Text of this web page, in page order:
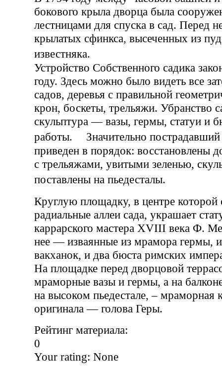
бокового крыла дворца была
лестницами для спуска в сад. Перед
крылатых сфинкса, высеченных из
известняка.
Устройство Собственного садика
году. Здесь можно было видеть все
садов, деревья с правильной
крон, боскеты, трельяжи. Убранство
скульптура — вазы, гермы, статуи и
работы. Значительно пострадавший
приведен в порядок: восстановлены
с трельяжами, увитыми зеленью,
поставлены на пьедесталы.
Круглую площадку, в центре которой
радиальные аллеи сада, украшает
каррарского мастера XVIII века Ф.
нее — изваянные из мрамора гермы,
вакханок, и два бюста римских
На площадке перед дворцовой
мраморные вазы и гермы, а на
на высоком пьедестале, – мраморная
оригинала — голова Геры.
Рейтинг материала:
0
Your rating: None